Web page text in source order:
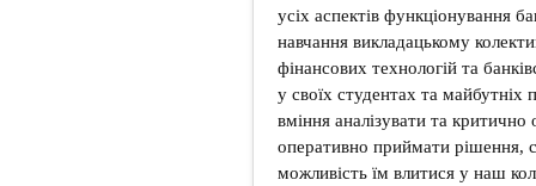
усіх аспектів функціонування
навчання викладацькому
фінансових технологій та
у своїх студентах та майбутніх
вміння аналізувати та
оперативно приймати рішення,
можливість їм влитися у наш